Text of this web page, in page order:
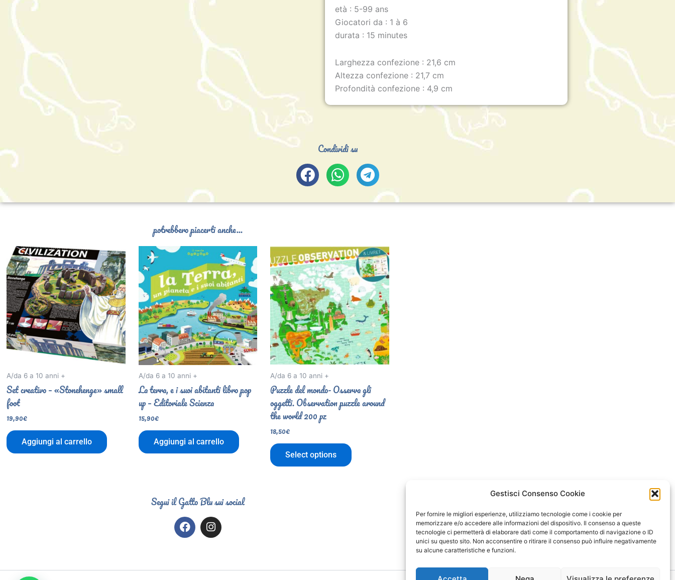
Gestisci Consenso Cookie
Per fornire le migliori esperienze, utilizziamo tecnologie come i cookie per
memorizzare e/o accedere alle informazioni del dispositivo. Il consenso a queste
tecnologie ci permetterà di elaborare dati come il comportamento di navigazione o ID
unici su questo sito. Non acconsentire o ritirare il consenso può influire negativamente
su alcune caratteristiche e funzioni.
età : 5-99 ans
Giocatori da : 1 à 6
durata : 15 minutes
Larghezza confezione : 21,6 cm
Altezza confezione : 21,7 cm
Profondità confezione : 4,9 cm
Condividi su
potrebbero piacerti anche...
A/da 6 a 10 anni +
Set creativo – «Stonehenge» small
foot
19,90€
Aggiungi al carrello
A/da 6 a 10 anni +
La terra, e i suoi abitanti libro pop
up – Editoriale Scienza
15,90€
Aggiungi al carrello
A/da 6 a 10 anni +
Puzzle del mondo- Osserva gli
oggetti. Observation puzzle around
the world 200 pz
18,50€
Select options
Segui il Gatto Blu sui social
F
a
o
I
n
g